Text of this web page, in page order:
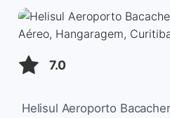
7.0
Helisul Aeroporto